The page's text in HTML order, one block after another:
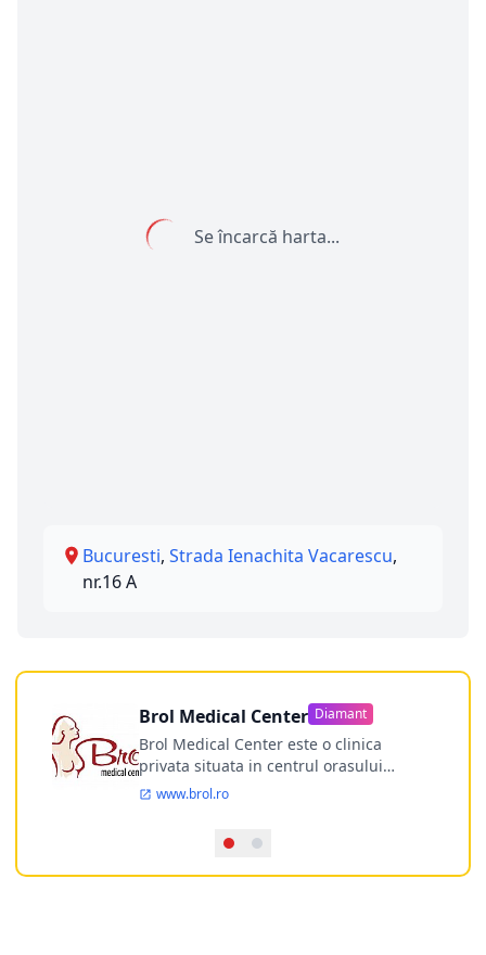
Se încarcă harta...
Bucuresti, Strada Ienachita Vacarescu,
nr.16 A
Brol Medical Center Diamant
Brol Medical Center este o clinica
privata situata in centrul orasului
Timisoara avand o experienta de
desfasoara activitatea intr-un spital
ultramodern.
www.brol.ro